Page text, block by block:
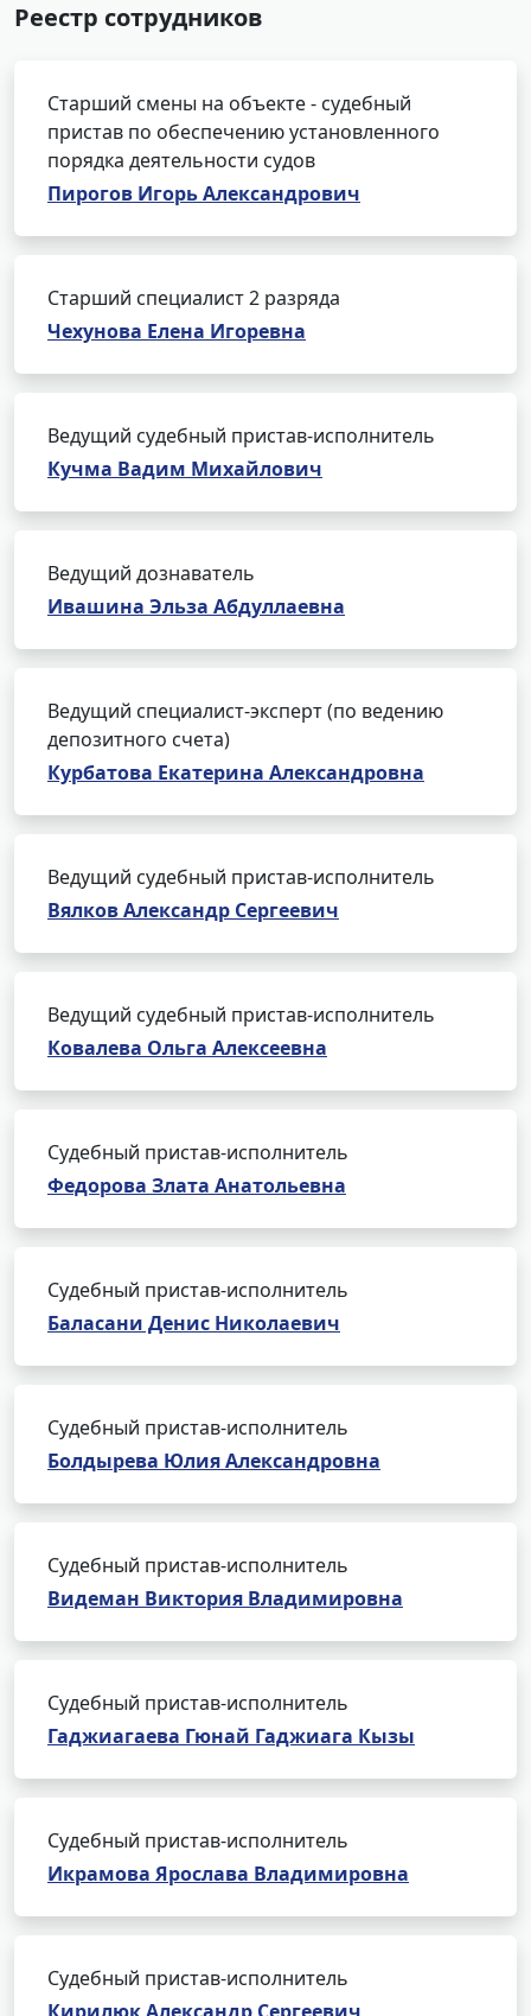
Реестр сотрудников
Старший смены на объекте - судебный
пристав по обеспечению установленного
порядка деятельности судов
Пирогов Игорь Александрович
Старший специалист 2 разряда
Чехунова Елена Игоревна
Ведущий судебный пристав-исполнитель
Кучма Вадим Михайлович
Ведущий дознаватель
Ивашина Эльза Абдуллаевна
Ведущий специалист-эксперт (по ведению
депозитного счета)
Курбатова Екатерина Александровна
Ведущий судебный пристав-исполнитель
Вялков Александр Сергеевич
Ведущий судебный пристав-исполнитель
Ковалева Ольга Алексеевна
Судебный пристав-исполнитель
Федорова Злата Анатольевна
Судебный пристав-исполнитель
Баласани Денис Николаевич
Судебный пристав-исполнитель
Болдырева Юлия Александровна
Судебный пристав-исполнитель
Видеман Виктория Владимировна
Судебный пристав-исполнитель
Гаджиагаева Гюнай Гаджиага Кызы
Судебный пристав-исполнитель
Икрамова Ярослава Владимировна
Судебный пристав-исполнитель